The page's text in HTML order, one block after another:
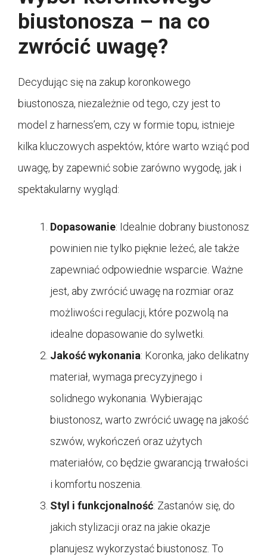
biustonosza – na co
zwrócić uwagę?
Decydując się na zakup koronkowego
biustonosza, niezależnie od tego, czy jest to
model z harness’em, czy w formie topu, istnieje
kilka kluczowych aspektów, które warto wziąć pod
uwagę, by zapewnić sobie zarówno wygodę, jak i
spektakularny wygląd:
Dopasowanie: Idealnie dobrany biustonosz
powinien nie tylko pięknie leżeć, ale także
zapewniać odpowiednie wsparcie. Ważne
jest, aby zwrócić uwagę na rozmiar oraz
możliwości regulacji, które pozwolą na
idealne dopasowanie do sylwetki.
Jakość wykonania: Koronka, jako delikatny
materiał, wymaga precyzyjnego i
solidnego wykonania. Wybierając
biustonosz, warto zwrócić uwagę na jakość
szwów, wykończeń oraz użytych
materiałów, co będzie gwarancją trwałości
i komfortu noszenia.
Styl i funkcjonalność: Zastanów się, do
jakich stylizacji oraz na jakie okazje
planujesz wykorzystać biustonosz. To